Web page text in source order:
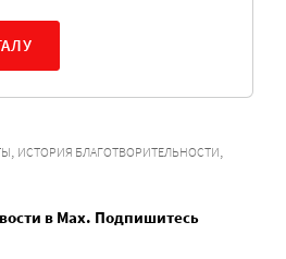
, ИСТОРИЯ БЛАГОТВОРИТЕЛЬНОСТИ,
в Max. Подпишитесь